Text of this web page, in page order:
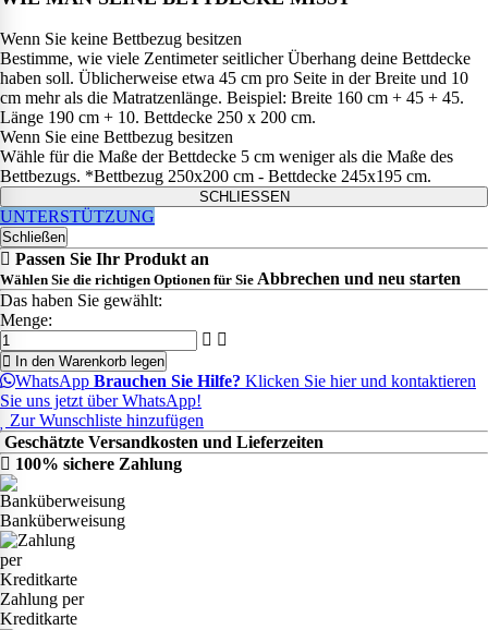
Wenn Sie keine Bettbezug besitzen
Bestimme, wie viele Zentimeter seitlicher Überhang deine Bettdecke
haben soll. Üblicherweise etwa 45 cm pro Seite in der Breite und 10
cm mehr als die Matratzenlänge. Beispiel: Breite 160 cm + 45 + 45.
Länge 190 cm + 10. Bettdecke 250 x 200 cm.
Wenn Sie eine Bettbezug besitzen
Wähle für die Maße der Bettdecke 5 cm weniger als die Maße des
Bettbezugs. *Bettbezug 250x200 cm - Bettdecke 245x195 cm.
SCHLIESSEN
UNTERSTÜTZUNG
Schließen
Passen Sie Ihr Produkt an
Wählen Sie die richtigen Optionen für Sie Abbrechen und neu starten
Das haben Sie gewählt:
Menge:
In den Warenkorb legen
WhatsApp Brauchen Sie Hilfe? Klicken Sie hier und kontaktieren
Sie uns jetzt über WhatsApp!
Zur Wunschliste hinzufügen
Geschätzte Versandkosten und Lieferzeiten
100% sichere Zahlung
Banküberweisung
Zahlung per
Kreditkarte